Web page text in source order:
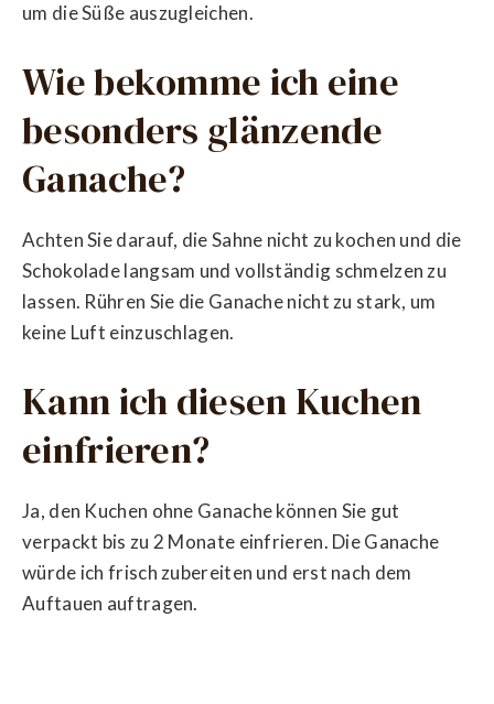
um die Süße auszugleichen.
Wie bekomme ich eine
besonders glänzende
Ganache?
Achten Sie darauf, die Sahne nicht zu kochen und die
Schokolade langsam und vollständig schmelzen zu
lassen. Rühren Sie die Ganache nicht zu stark, um
keine Luft einzuschlagen.
Kann ich diesen Kuchen
einfrieren?
Ja, den Kuchen ohne Ganache können Sie gut
verpackt bis zu 2 Monate einfrieren. Die Ganache
würde ich frisch zubereiten und erst nach dem
Auftauen auftragen.